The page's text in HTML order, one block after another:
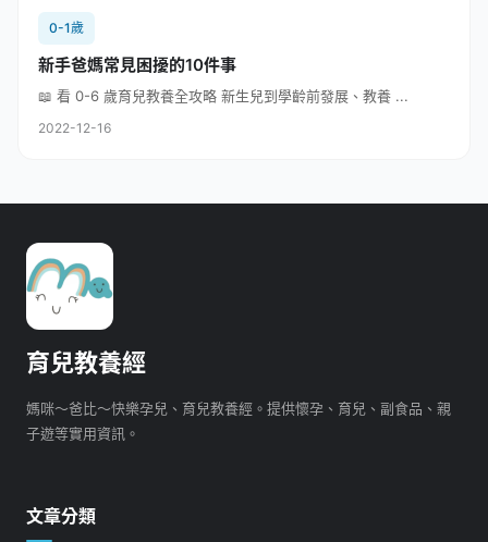
0-1歲
新手爸媽常見困擾的10件事
📖 看 0-6 歲育兒教養全攻略 新生兒到學齡前發展、教養 ...
2022-12-16
育兒教養經
媽咪～爸比～快樂孕兒、育兒教養經。提供懷孕、育兒、副食品、親
子遊等實用資訊。
文章分類